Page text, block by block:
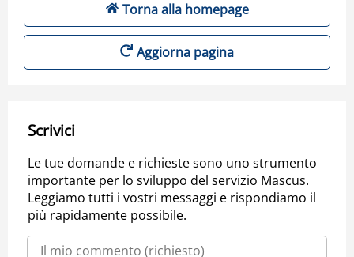
Torna alla homepage
Aggiorna pagina
Scrivici
Le tue domande e richieste sono uno strumento
importante per lo sviluppo del servizio Mascus.
Leggiamo tutti i vostri messaggi e rispondiamo il
più rapidamente possibile.